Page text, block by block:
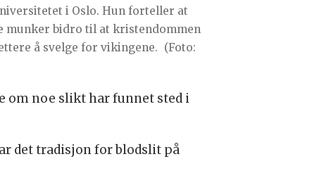
i Oslo. Hun forteller at
munker bidro til at kristendommen
å svelge for vikingene. (Foto:
om noe slikt har funnet sted i
det tradisjon for blodslit på